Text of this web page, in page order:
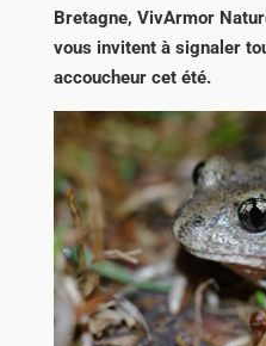
Bretagne, VivArmor
vous invitent à signaler
accoucheur cet été.